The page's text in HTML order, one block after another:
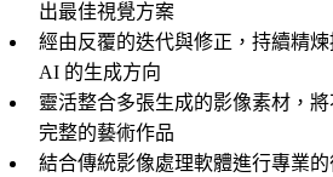
出最佳視覺方案
經由反覆的迭代與修正，持續精
AI 的生成方向
靈活整合多張生成的影像素材，
完整的藝術作品
結合傳統影像處理軟體進行專業